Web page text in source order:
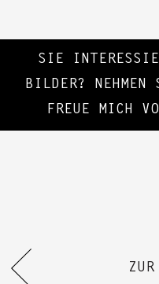
SIE
BILDER? NEHMEN
FREUE MICH